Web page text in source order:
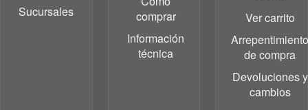
Sucursales
comprar
Información
técnica
Ver carrito
de compra
Devoluciones y
cambios